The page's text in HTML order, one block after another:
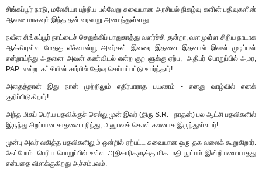
சிங்கப்பூர் நாடு, மலேசியா பற்றிய பல்வேறு சுவையான அரசியல் நிகழ்வு களின் பதிவுகளின்
ஆவணமாகவும் இந்த தன் வரலாறு அமைந்துள்ளது.
நவீன சிங்கப்பூர் நாட்டைச் செதுக்கிப் பாதுகாத்து வளர்ச்சி குன்றா, வளமுள்ள சிறிய நாடாக
ஆக்கியுள்ள மேதகு லீக்வான்யூ அவர்கள் இவரை இதனை இதனால் இவன் முடிப்பன்
என்றாய்ந்து அதனை அவன் கண்விடல் என்ற குற ளுக்கு ஏற்ப, அதிபர் பொறுப்பில் அமர,
PAP என்ற கட்சியின் சார்பில் தேர்வு செய்யப்பட்டு உயர்ந்தார்!
அதைத்தான் இது நான் முற்றிலும் எதிர்பாராத பயணம் - எனது வாழ்வில் எனக்
குறிப்பிடுகிறார்!
அந்த மிகப் பெரிய பதவிக்குச் செல்லுமுன் இவர் (திரு S.R. நாதன்) பல ஆட்சி பதவிகளில்
இருந்து சிறப்பான சாதனை புரிந்து, அனுபவக் கொள் கலனாக இருந்துள்ளார்!
முன்பு அவர் வகித்த பதவிகளிலும் ஒன்றில் ஏற்பட்ட சுவையான ஒரு தக வலைக் கூறுகிறார்:
கேட்போம். பெரிய பொறுப்பில் உள்ள அதிகாரிகளுக்கு மிக மதி நுட்பம் இன்றியமையாதது
என்பதை விளக்குகிறது அச்சம்பவம்.